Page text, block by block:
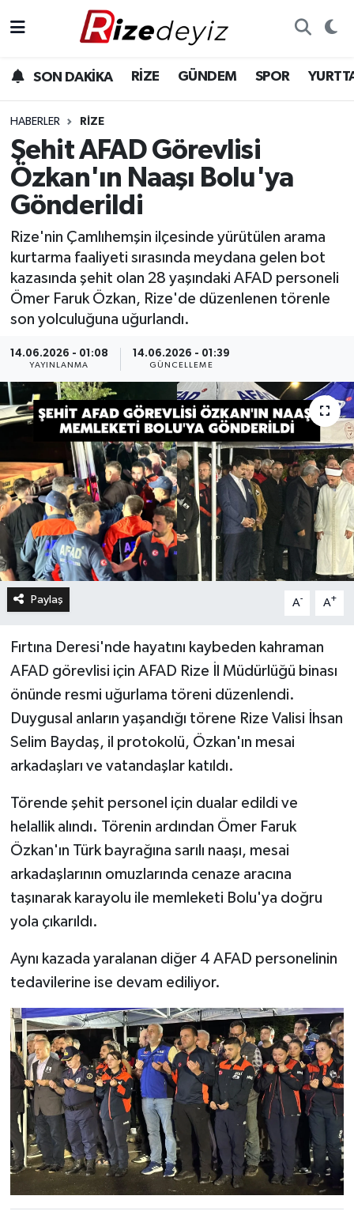
SON DAKİKA RİZE GÜNDEM SPOR
HABERLER RIZE
Şehit AFAD Görevlisi
Özkan'ın Naaşı Bolu'ya
Gönderildi
Rize'nin Çamlıhemşin ilçesinde yürütülen arama
kurtarma faaliyeti sırasında meydana gelen bot
kazasında şehit olan 28 yaşındaki AFAD personeli
Ömer Faruk Özkan, Rize'de düzenlenen törenle
son yolculuğuna uğurlandı.
14.06.2026 - 01:08
YAYINLANMA
14.06.2026 - 01:39
GÜNCELLEME
Paylaş A- A+
Fırtına Deresi'nde hayatını kaybeden kahraman
AFAD görevlisi için AFAD Rize İl Müdürlüğü binası
önünde resmi uğurlama töreni düzenlendi.
Duygusal anların yaşandığı törene Rize Valisi İhsan
Selim Baydaş, il protokolü, Özkan'ın mesai
arkadaşları ve vatandaşlar katıldı.
Törende şehit personel için dualar edildi ve
helallik alındı. Törenin ardından Ömer Faruk
Özkan'ın Türk bayrağına sarılı naaşı, mesai
arkadaşlarının omuzlarında cenaze aracına
taşınarak karayolu ile memleketi Bolu'ya doğru
yola çıkarıldı.
Aynı kazada yaralanan diğer 4 AFAD personelinin
tedavilerine ise devam ediliyor.
Gündem
Yurttan Haberler
Ekonomi
Sağlık
Rize Hava Durumu
Rize Trafik Yoğunluk Haritası
Süper Lig Puan Durumu ve Fikstür
Son Dakika Haberleri
Haber Arşivi